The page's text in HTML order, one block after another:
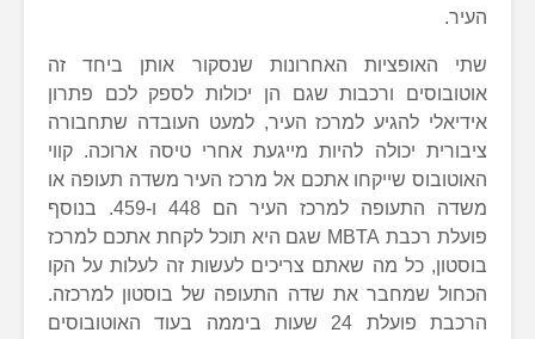
העיר.
שתי האופציות האחרונות שנסקור אותן ביחד זה
אוטובוסים ורכבות שגם הן יכולות לספק לכם פתרון
אידיאלי להגיע למרכז העיר, למעט העובדה שתחבורה
ציבורית יכולה להיות מייגעת אחרי טיסה ארוכה. קווי
האוטובוס שייקחו אתכם אל מרכז העיר משדה תעופה או
משדה התעופה למרכז העיר הם 448 ו-459. בנוסף
פועלת רכבת MBTA שגם היא תוכל לקחת אתכם למרכז
בוסטון, כל מה שאתם צריכים לעשות זה לעלות על הקו
הכחול שמחבר את שדה התעופה של בוסטון למרכזה.
הרכבת פועלת 24 שעות ביממה בעוד האוטובוסים